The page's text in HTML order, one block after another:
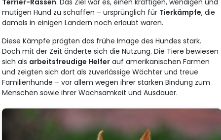
Terrier-Rassen. Das Ziel war es, einen kräftigen, wendigen und
mutigen Hund zu schaffen – ursprünglich für Tierkämpfe, die
damals in einigen Ländern noch erlaubt waren.
Diese Kämpfe prägten das frühe Image des Hundes stark.
Doch mit der Zeit änderte sich die Nutzung. Die Tiere bewiesen
sich als arbeitsfreudige Helfer auf amerikanischen Farmen
und zeigten sich dort als zuverlässige Wächter und treue
Familienhunde – vor allem wegen ihrer starken Bindung zum
Menschen sowie ihrer Wachsamkeit und Ausdauer.